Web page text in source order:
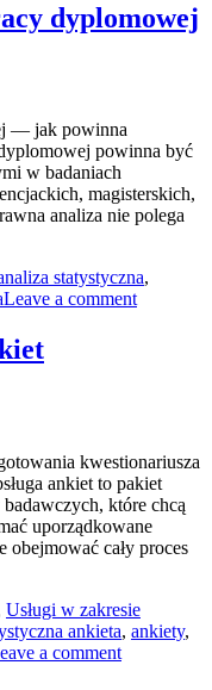
dyplomowej
— jak powinna
powinna być
w badaniach
magisterskich,
analiza nie polega
statystyczna,
Leave a comment
kwestionariusza
ankiet to pakiet
które chcą
uporządkowane
cały proces
Usługi w zakresie
ankieta, ankiety,
a comment